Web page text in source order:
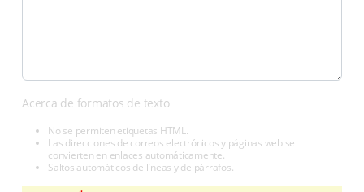
Acerca de formatos de texto
No se permiten etiquetas HTML.
Las direcciones de correos electrónicos y páginas web se
convierten en enlaces automáticamente.
Saltos automáticos de líneas y de párrafos.